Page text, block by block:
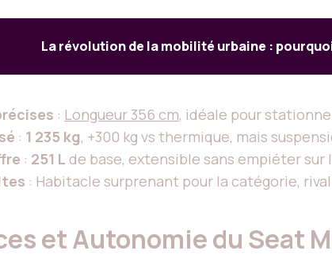
La révolution de la mobilité urbaine :
: Longueur 356 cm, idéale pour
: 1 235 kg, +300 kg vs thermique, mais
: 251 L de base, extensible sans empiéter sur
: Habitacle surprenant pour la catégorie,
et Autonomie du Seat